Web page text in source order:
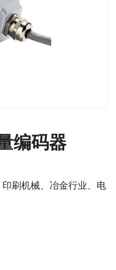
编码器
刷机械、冶金行业、电